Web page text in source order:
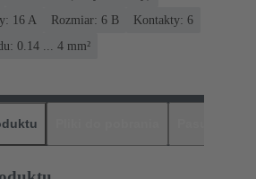
‌16 A
Rozmiar: 6 B
Kontakty: 6
0.14 ... 4 mm²